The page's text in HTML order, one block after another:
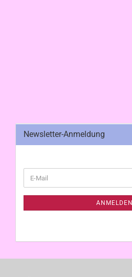
Newsletter-Anmeldung
ZUR
E-
Mail
ANMELDEN